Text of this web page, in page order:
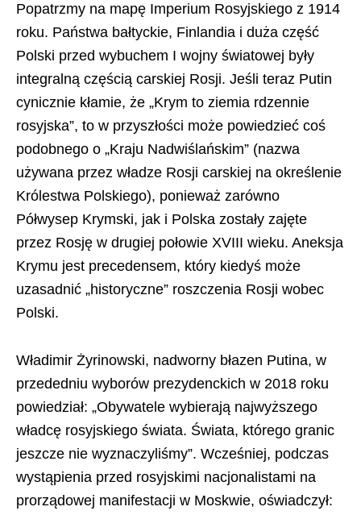
Popatrzmy na mapę Imperium Rosyjskiego z 1914
roku. Państwa bałtyckie, Finlandia i duża część
Polski przed wybuchem I wojny światowej były
integralną częścią carskiej Rosji. Jeśli teraz Putin
cynicznie kłamie, że „Krym to ziemia rdzennie
rosyjska”, to w przyszłości może powiedzieć coś
podobnego o „Kraju Nadwiślańskim” (nazwa
używana przez władze Rosji carskiej na określenie
Królestwa Polskiego), ponieważ zarówno
Półwysep Krymski, jak i Polska zostały zajęte
przez Rosję w drugiej połowie XVIII wieku. Aneksja
Krymu jest precedensem, który kiedyś może
uzasadnić „historyczne” roszczenia Rosji wobec
Polski.
Władimir Żyrinowski, nadworny błazen Putina, w
przededniu wyborów prezydenckich w 2018 roku
powiedział: „Obywatele wybierają najwyższego
władcę rosyjskiego świata. Świata, którego granic
jeszcze nie wyznaczyliśmy”. Wcześniej, podczas
wystąpienia przed rosyjskimi nacjonalistami na
prorządowej manifestacji w Moskwie, oświadczył: